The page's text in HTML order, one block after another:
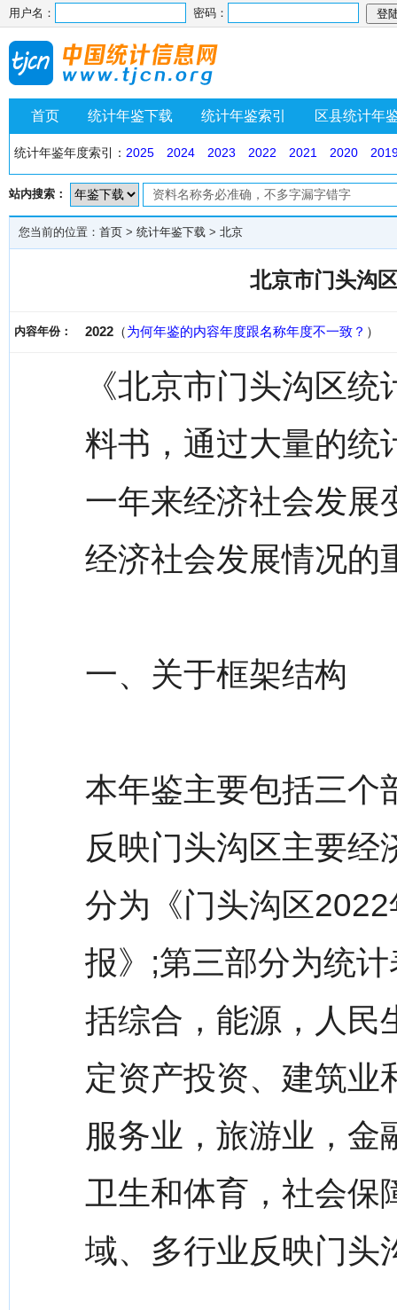
用户名： 密码：
首页 统计年鉴下载 统计年鉴索引 区县统计年
统计年鉴年度索引： 2025 2024 2023 2022 2021 2020
站内搜索：
您当前的位置： 首页 > 统计年鉴下载 > 北京
北京市门头沟
内容年份： 2022 （为何年鉴的内容年度跟名称年度不一致？ ）
《北京市门头沟区
料书，通过大量的统
一年来经济社会发展
经济社会发展情况的
一、关于框架结构
本年鉴主要包括三个
反映门头沟区主要经
分为《门头沟区
报》;第三部分为统
括综合，能源，人民
定资产投资、建筑业
服务业，旅游业，金
卫生和体育，社会保
域、多行业反映门头